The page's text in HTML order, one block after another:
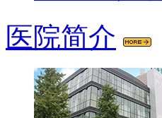
医院简介